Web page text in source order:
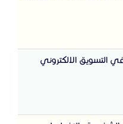
التسويق الالكتروني